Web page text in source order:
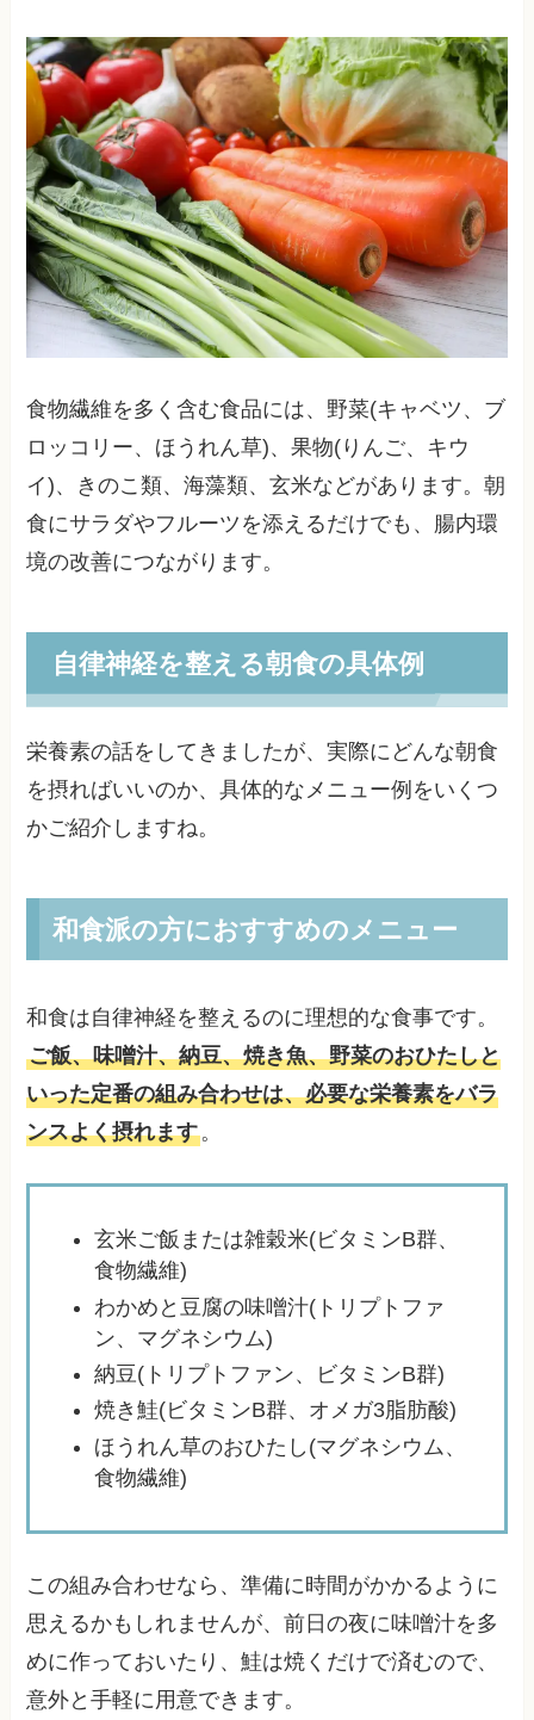
食物繊維を多く含む食品には、野菜(キャベツ、ブ
ロッコリー、ほうれん草)、果物(りんご、キウ
イ)、きのこ類、海藻類、玄米などがあります。朝
食にサラダやフルーツを添えるだけでも、腸内環
境の改善につながります。
自律神経を整える朝食の具体例
栄養素の話をしてきましたが、実際にどんな朝食
を摂ればいいのか、具体的なメニュー例をいくつ
かご紹介しますね。
和食派の方におすすめのメニュー
和食は自律神経を整えるのに理想的な食事です。
ご飯、味噌汁、納豆、焼き魚、野菜のおひたしと
いった定番の組み合わせは、必要な栄養素をバラ
ンスよく摂れます。
玄米ご飯または雑穀米(ビタミンB群、
食物繊維)
わかめと豆腐の味噌汁(トリプトファ
ン、マグネシウム)
納豆(トリプトファン、ビタミンB群)
焼き鮭(ビタミンB群、オメガ3脂肪酸)
ほうれん草のおひたし(マグネシウム、
食物繊維)
この組み合わせなら、準備に時間がかかるように
思えるかもしれませんが、前日の夜に味噌汁を多
めに作っておいたり、鮭は焼くだけで済むので、
意外と手軽に用意できます。